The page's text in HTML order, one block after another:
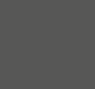
das penas de
Público (que variam
NLIA prevê que a
deve considerar os
sanção, de modo a
empresariais.